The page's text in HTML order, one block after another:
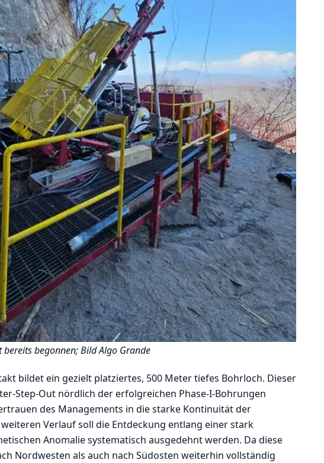
begonnen; Bild Algo Grande
bildet ein gezielt platziertes, 500 Meter tiefes Bohrloch. Dieser
Step-Out nördlich der erfolgreichen Phase-I-Bohrungen
des Managements in die starke Kontinuität der
Verlauf soll die Entdeckung entlang einer stark
Anomalie systematisch ausgedehnt werden. Da diese
Nordwesten als auch nach Südosten weiterhin vollständig